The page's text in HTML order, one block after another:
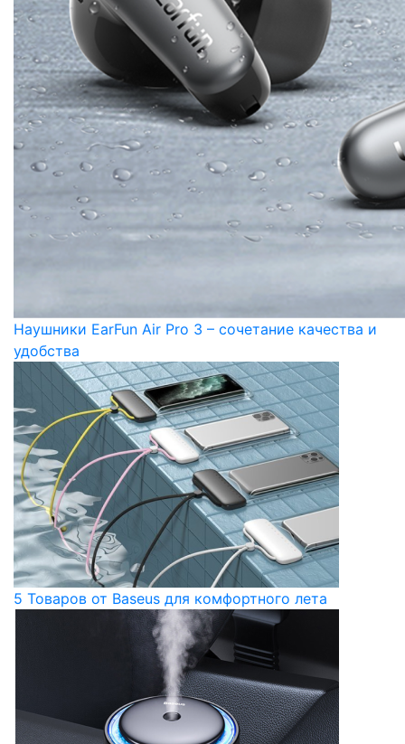
Наушники EarFun Air Pro 3 – сочетание качества и
удобства
5 Товаров от Baseus для комфортного лета